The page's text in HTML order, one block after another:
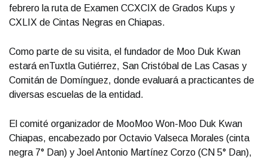
febrero la ruta de Examen CCXCIX de Grados Kups y
CXLIX de Cintas Negras en Chiapas.
Como parte de su visita, el fundador de Moo Duk Kwan
estará enTuxtla Gutiérrez, San Cristóbal de Las Casas y
Comitán de Domínguez, donde evaluará a practicantes de
diversas escuelas de la entidad.
El comité organizador de MooMoo Won-Moo Duk Kwan
Chiapas, encabezado por Octavio Valseca Morales (cinta
negra 7° Dan) y Joel Antonio Martínez Corzo (CN 5° Dan),